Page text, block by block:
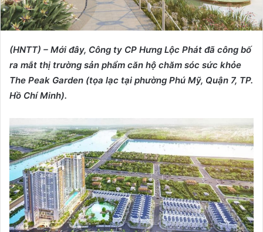
l
(HNTT) – Mới đây, Công ty CP Hưng Lộc Phát đã công bố
ra mắt thị trường sản phẩm căn hộ chăm sóc sức khỏe
The Peak Garden (tọa lạc tại phường Phú Mỹ, Quận 7, TP.
Hồ Chí Minh).